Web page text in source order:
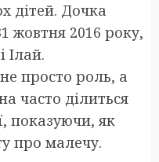
дітей. Дочка
жовтня 2016 року,
Ілай.
просто роль, а
часто ділиться
показуючи, як
про малечу.